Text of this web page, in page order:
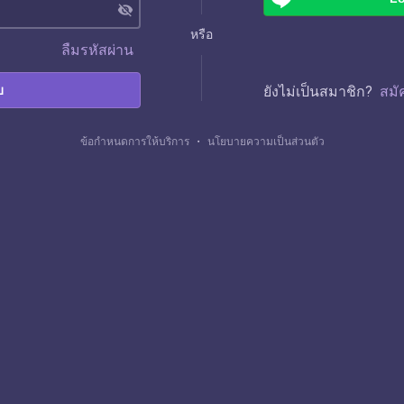
visibility_off
ลืมรหัสผ่าน
หรือ
ยังไม่เป็นสมาชิก? สมั
ข้อกำหนดการให้บริการ ・ นโยบายความเป็นส่วนตัว